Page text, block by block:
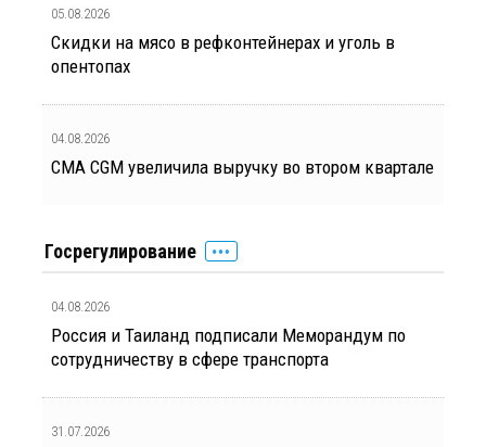
05.08.2026
Скидки на мясо в рефконтейнерах и уголь в
опентопах
04.08.2026
CMA CGM увеличила выручку во втором квартале
Госрегулирование
04.08.2026
Россия и Таиланд подписали Меморандум по
сотрудничеству в сфере транспорта
31.07.2026